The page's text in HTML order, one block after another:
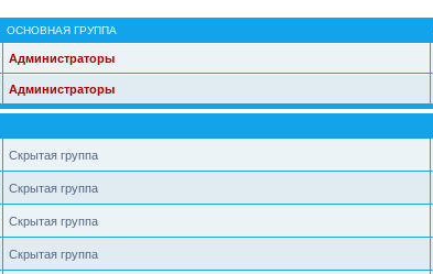
ОСНОВНАЯ ГРУППА
Администраторы
Администраторы
Скрытая группа
Скрытая группа
Скрытая группа
Скрытая группа